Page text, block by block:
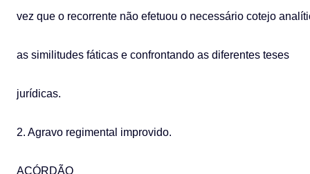
vez que o recorrente não efetuou o necessário cotejo
as similitudes fáticas e confrontando as diferentes teses
jurídicas.
2. Agravo regimental improvido.
ACÓRDÃO